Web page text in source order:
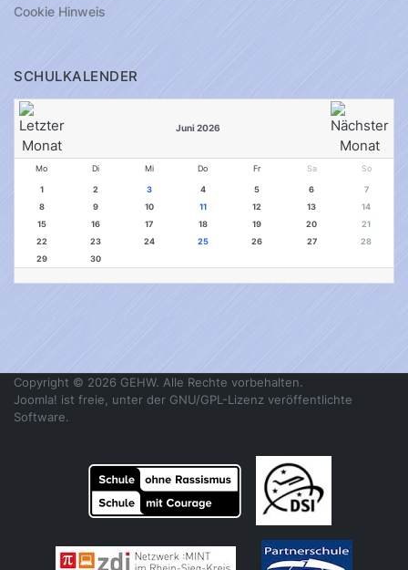
Cookie Hinweis
SCHULKALENDER
Juni 2026
Mo Di Mi Do Fr Sa So
1 2 3 4 5 6
7
8
9 10 11 12 13
14
15
16 17 18 19 20
21
22
23 24 25 26 27
28
29
30
Copyright © 2026 GEHW. Alle Rechte vorbehalten.
Joomla! ist freie, unter der GNU/GPL-Lizenz veröffentlichte
Software.